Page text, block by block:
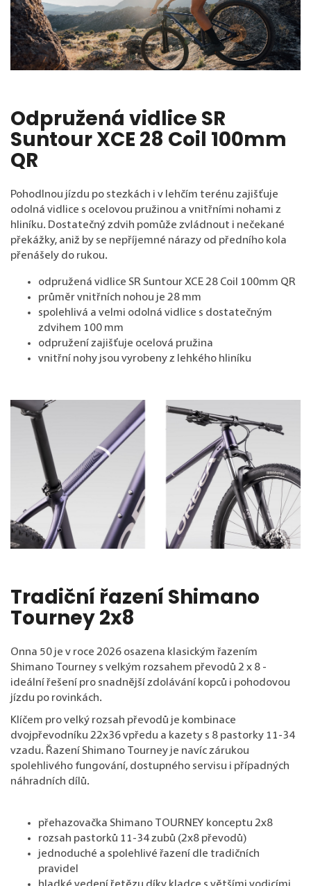
Odpružená vidlice SR
Suntour XCE 28 Coil 100mm
QR
Pohodlnou jízdu po stezkách i v lehčím terénu zajišťuje
odolná vidlice s ocelovou pružinou a vnitřními nohami z
hliníku. Dostatečný zdvih pomůže zvládnout i nečekané
překážky, aniž by se nepříjemné nárazy od předního kola
přenášely do rukou.
odpružená vidlice SR Suntour XCE 28 Coil 100mm QR
průměr vnitřních nohou je 28 mm
spolehlivá a velmi odolná vidlice s dostatečným
zdvihem 100 mm
odpružení zajišťuje ocelová pružina
vnitřní nohy jsou vyrobeny z lehkého hliníku
Tradiční řazení Shimano
Tourney 2x8
Onna 50 je v roce 2026 osazena klasickým řazením
Shimano Tourney s velkým rozsahem převodů 2 x 8 -
ideální řešení pro snadnější zdolávání kopců i pohodovou
jízdu po rovinkách.
Klíčem pro velký rozsah převodů je kombinace
dvojpřevodníku 22x36 vpředu a kazety s 8 pastorky 11-34
vzadu. Řazení Shimano Tourney je navíc zárukou
spolehlivého fungování, dostupného servisu i případných
náhradních dílů.
přehazovačka Shimano TOURNEY konceptu 2x8
rozsah pastorků 11-34 zubů (2x8 převodů)
jednoduché a spolehlivé řazení dle tradičních
pravidel